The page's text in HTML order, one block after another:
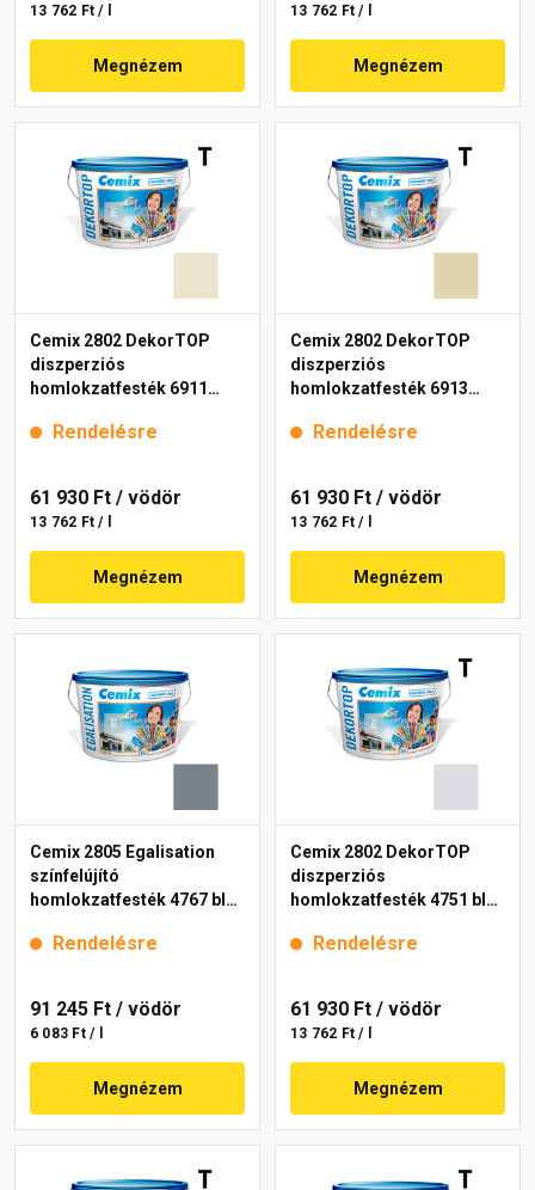
13 762 Ft / l
Megnézem
13 762 Ft / l
Megnézem
Cemix 2802 DekorTOP
diszperziós
homlokzatfesték 6911
Rendelésre
61 930 Ft / vödör
13 762 Ft / l
Megnézem
Cemix 2802 DekorTOP
diszperziós
homlokzatfesték 6913
Rendelésre
61 930 Ft / vödör
13 762 Ft / l
Megnézem
Cemix 2805 Egalisation
színfelújító
homlokzatfesték 4767 blue
Rendelésre
91 245 Ft / vödör
6 083 Ft / l
Megnézem
Cemix 2802 DekorTOP
diszperziós
homlokzatfesték 4751 blue
Rendelésre
61 930 Ft / vödör
13 762 Ft / l
Megnézem